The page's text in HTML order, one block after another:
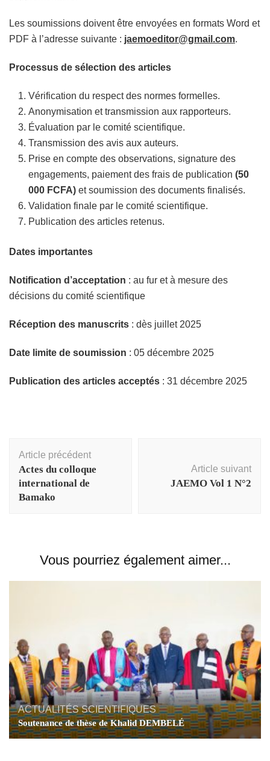
Les soumissions doivent être envoyées en formats Word et
PDF à l’adresse suivante : jaemoeditor@gmail.com.
Processus de sélection des articles
Vérification du respect des normes formelles.
Anonymisation et transmission aux rapporteurs.
Évaluation par le comité scientifique.
Transmission des avis aux auteurs.
Prise en compte des observations, signature des
engagements, paiement des frais de publication (50
000 FCFA) et soumission des documents finalisés.
Validation finale par le comité scientifique.
Publication des articles retenus.
Dates importantes
Notification d’acceptation : au fur et à mesure des
décisions du comité scientifique
Réception des manuscrits : dès juillet 2025
Date limite de soumission : 05 décembre 2025
Publication des articles acceptés : 31 décembre 2025
Article précédent
Actes du colloque
international de
Bamako
Article suivant
JAEMO Vol 1 N°2
Vous pourriez également aimer...
ACTUALITÉS SCIENTIFIQUES
Soutenance de thèse de Khalid DEMBELÉ